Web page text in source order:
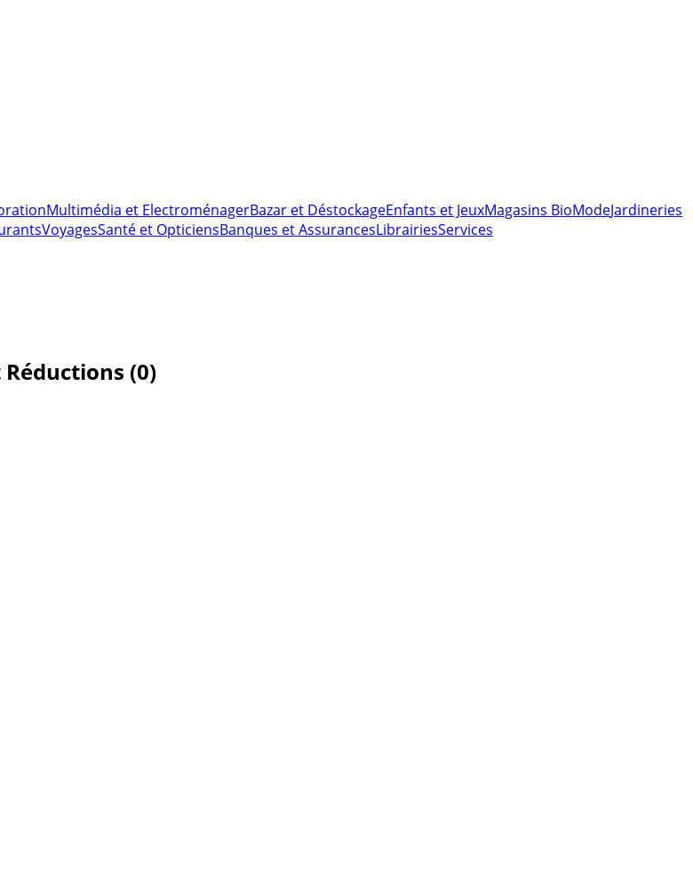
Multimédia et ElectroménagerBazar et DéstockageEnfants et JeuxMagasins BioModeJardineries
VoyagesSanté et OpticiensBanques et AssurancesLibrairiesServices
(0)